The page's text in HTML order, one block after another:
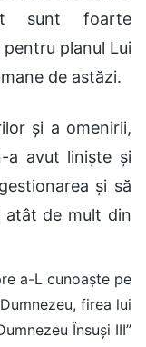
sunt foarte
planul Lui
de astăzi.
și a omenirii,
a avut liniște și
și să
atât de mult din
a-L cunoaște pe
firea lui
Însuși III”